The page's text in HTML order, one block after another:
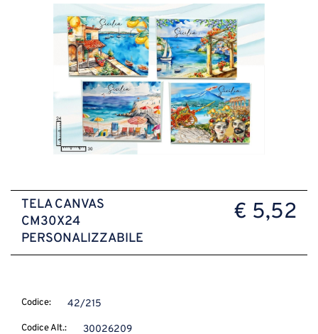
TELA CANVAS
CM30X24
PERSONALIZZABILE
€ 5,52
Codice: 42/215
Codice Alt.: 30026209